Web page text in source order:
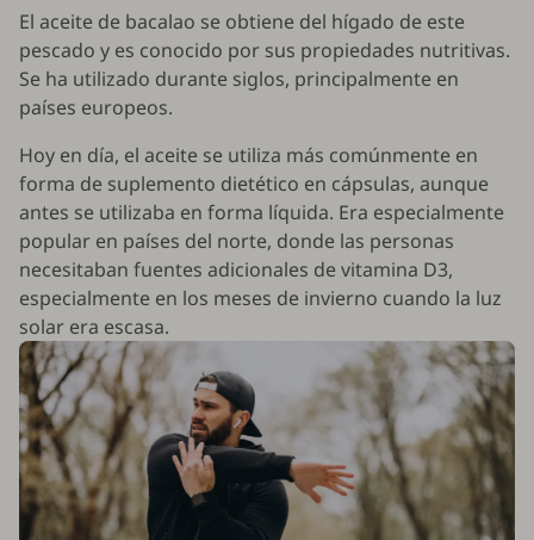
El aceite de bacalao se obtiene del hígado de este
pescado y es conocido por sus propiedades nutritivas.
Se ha utilizado durante siglos, principalmente en
países europeos.
Hoy en día, el aceite se utiliza más comúnmente en
forma de suplemento dietético en cápsulas, aunque
antes se utilizaba en forma líquida. Era especialmente
popular en países del norte, donde las personas
necesitaban fuentes adicionales de vitamina D3,
especialmente en los meses de invierno cuando la luz
solar era escasa.